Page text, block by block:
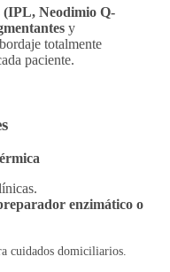
(IPL, Neodimio Q-
y
totalmente
paciente.
enzimático o
cuidados domiciliarios.